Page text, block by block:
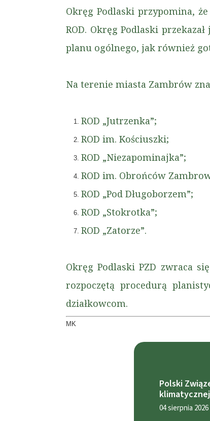
Polski
04 sierpnia 2026
Okręg Podlaski przypomina,
ROD. Okręg Podlaski
planu ogólnego, jak również
Na terenie miasta Zambrów
ROD „Jutrzenka”;
ROD im. Kościuszki;
ROD „Niezapominajka”;
ROD im. Obrońców
ROD „Pod Długoborzem”;
ROD „Stokrotka”;
ROD „Zatorze”.
Okręg Podlaski PZD zwraca
rozpoczętą procedurą
działkowcom.
MK